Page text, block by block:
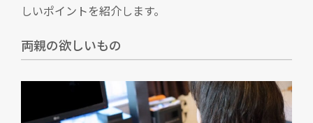
しいポイントを紹介します。
両親の欲しいもの